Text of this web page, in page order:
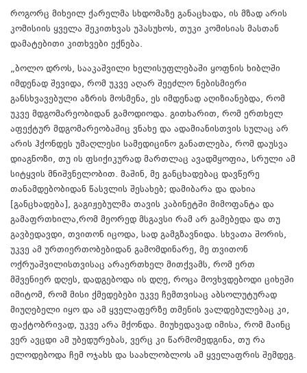
როგორც მიხეილ ქარელმა სხდომაზე განაცხადა, ის მზად არის
კომისიის ყველა შეკითხვას უპასუხოს, თუკი კომისიას მასთან
დამატებითი კითხვები ექნება.
„ბოლო დროს, სააკაშვილი ხელისუფლებაში ყოფნის ხიბლში
იმდენად შევიდა, რომ უკვე აღარ შეეძლო ნებისმიერი
განსხვავებული აზრის მოსმენა, ეს იმდენად აღიზიანებდა, რომ
უკვე მდგომარეობიდან გამოდიოდა. გითხარით, რომ ერთხელ
აფექტურ მდგომარეობაშიც ვნახე და ადამიანისთვის სულაც არ
არის ჰქონდეს უმაღლესი სამედიცინო განათლება, რომ დაუსვა
დიაგნოზი, თუ ის ფსიქიკურად მართლაც ავადმყოფია, სრული ამ
სიტყვის მნიშვნელობით. მაშინ, მე განცხადებაც დავწერე
თანამდებობიდან წასვლის შესახებ; დამიბარა და დახია
[განცხადება], გაგიჟებულმა თავის კაბინეტში მიმოფანტა და
გამაფრთხილა,რომ მეორედ მსგავსი რამ არ გამებედა და თუ
გავბედავდი, თვითონ იცოდა, სად გამგზავნიდა. სხვათა შორის,
უკვე ამ ურთიერთობებიდან გამომდინარე, მე თვითონ
ოქრუაშვილისთვისაც არაერთხელ მითქვამს, რომ ერთ
მშვენიერ დღეს, დადგებოდა ის დღე, როცა მოვხვდებოდი ციხეში
იმიტომ, რომ მისი ქმედებები უკვე ჩემთვისაც აბსოლუტურად
მიუღებელი იყო და ამ ყველაფერზე თმენის ვალდებულებაც კი,
ფაქტობრივად, უკვე არა მქონდა. მიუხედავად იმისა, რომ მაინც
ვერ ავცდი ამ უბედურებას, ვერც კი წარმომედგინა, თუ რა
ელოდებოდა ჩემ ოჯახს და საახლობლოს ამ ყველაფრის შემდეგ.